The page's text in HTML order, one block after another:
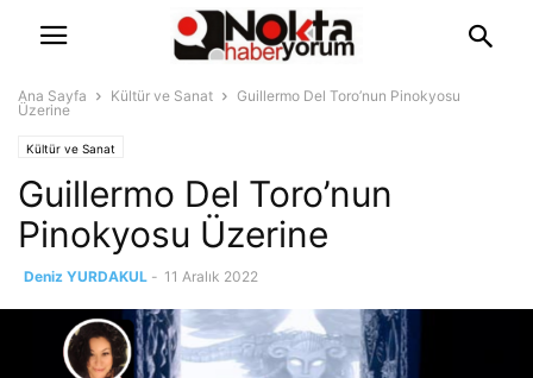
Ana Sayfa Kültür ve Sanat
Guillermo Del Toro’nun Pinokyosu
Üzerine
Kültür ve Sanat
Guillermo Del Toro’nun
Pinokyosu Üzerine
Deniz YURDAKUL - 11 Aralık 2022